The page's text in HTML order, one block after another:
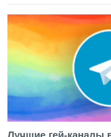
Лучшие гей-каналы